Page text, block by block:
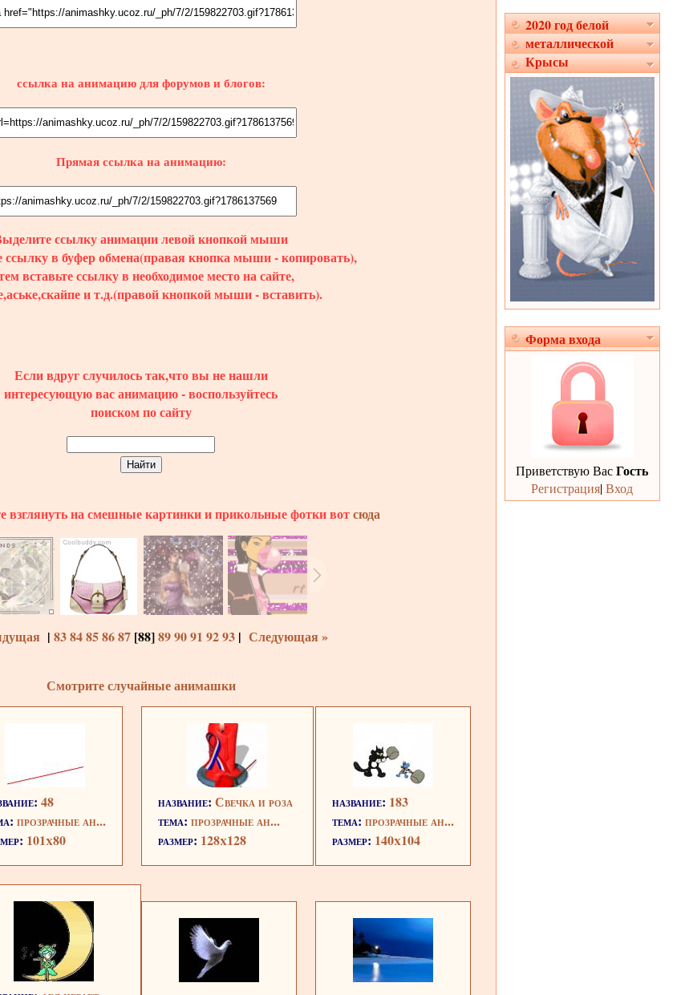
ссылка на анимацию для форумов и блогов:
Прямая ссылка на анимацию:
ссылкуанимациилевой кнопкой мыши
ссылку в буфер обмена(правая кнопка мыши - копировать),
вставьте ссылку в необходимое место на сайте,
и т.д.(правой кнопкой мыши - вставить).
Если вдруг случилось так,что вы не нашли
интересующую вас анимацию - воспользуйтесь
поиском по сайту
на смешные картинки и прикольные фотки вотсюда
| 8384858687 [88]899091 9293 | Следующая »
Смотрите случайные анимашки
48
прозрачные ан...
101x80
название: Свечка и роза
тема: прозрачные ан...
размер: 128x128
название: 183
тема: прозрачные ан...
размер: 140x104
2020 год белой
металлической
Крысы
Форма входа
Приветствую ВасГость
Регистрация|Вход